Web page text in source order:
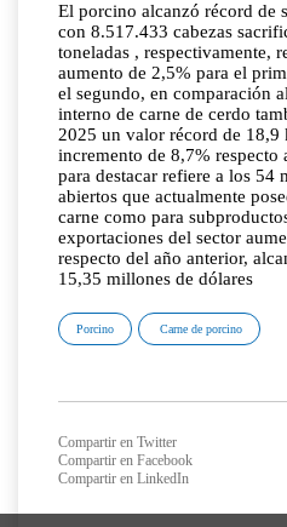
El porcino alcanzó récord de
con 8.517.433 cabezas
toneladas , respectivamente,
aumento de 2,5% para el
el segundo, en comparación
interno de carne de cerdo
2025 un valor récord de 18,9
incremento de 8,7% respecto
para destacar refiere a los 54
abiertos que actualmente
carne como para
exportaciones del sector
respecto del año anterior,
15,35 millones de dólares
Porcino Carne de porcino
Compartir en Twitter
Compartir en Facebook
Compartir en LinkedIn